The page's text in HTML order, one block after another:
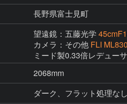
長野県富士見町
望遠鏡：五藤光学
カメラ：その他 FLI
ミード製0.33倍レデュー
2068mm
ダーク、フラット処理な